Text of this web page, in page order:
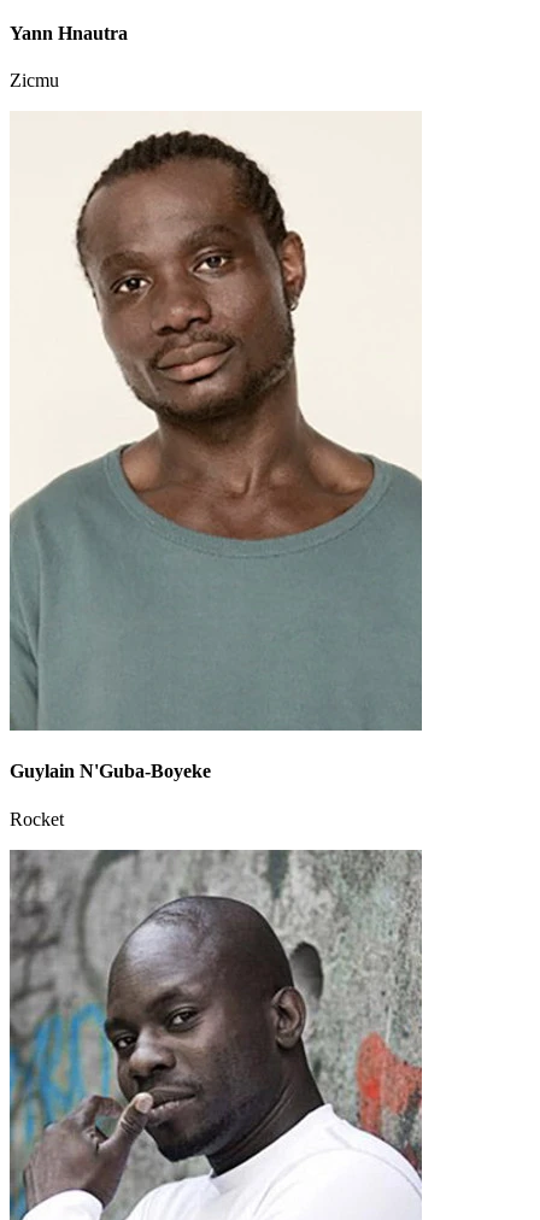
Yann Hnautra
Zicmu
Guylain N'Guba-Boyeke
Rocket